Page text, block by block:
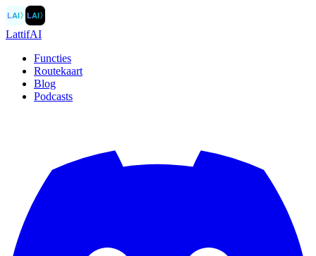
LAI〉LAI〉
LattifAI
Functies
Routekaart
Blog
Podcasts